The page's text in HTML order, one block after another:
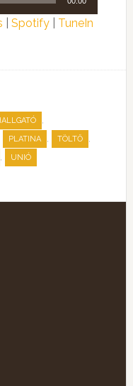
Spotify| TuneIn
,
PLATINA , TÖLTŐ ,
, UNIÓ